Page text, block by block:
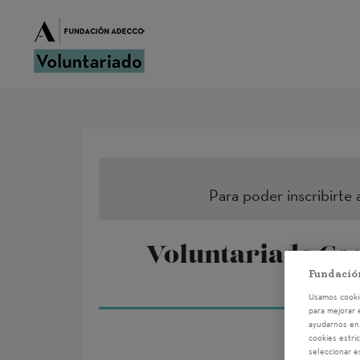
Para poder inscribirte
Voluntariado
Usamos
para mejorar
ayudarnos
cookies
seleccionar